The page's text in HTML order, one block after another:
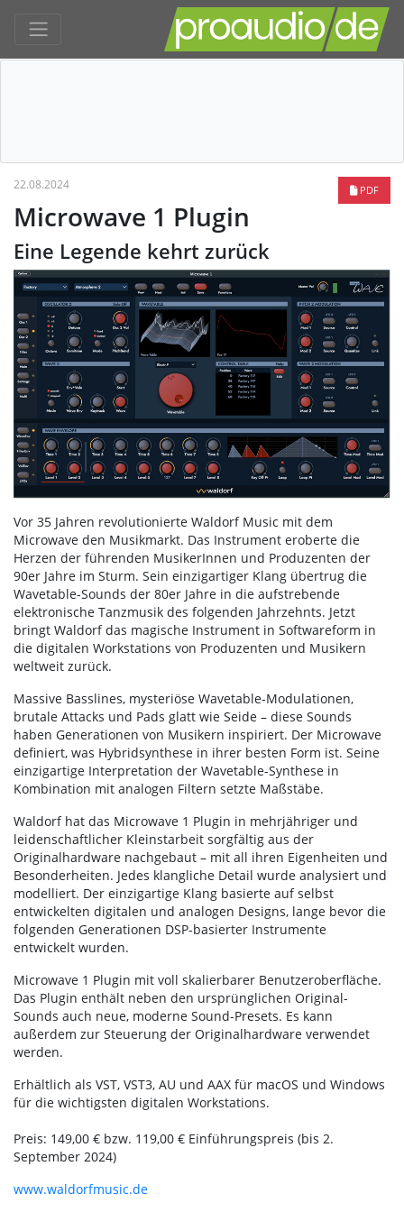
PDF
22.08.2024
Microwave 1 Plugin
Eine Legende kehrt zurück
Vor 35 Jahren revolutionierte Waldorf Music mit dem
Microwave den Musikmarkt. Das Instrument eroberte die
Herzen der führenden MusikerInnen und Produzenten der
90er Jahre im Sturm. Sein einzigartiger Klang übertrug die
Wavetable-Sounds der 80er Jahre in die aufstrebende
elektronische Tanzmusik des folgenden Jahrzehnts. Jetzt
bringt Waldorf das magische Instrument in Softwareform in
die digitalen Workstations von Produzenten und Musikern
weltweit zurück.
‍Massive Basslines, mysteriöse Wavetable-Modulationen,
brutale Attacks und Pads glatt wie Seide – diese Sounds
haben Generationen von Musikern inspiriert. Der Microwave
definiert, was Hybridsynthese in ihrer besten Form ist. Seine
einzigartige Interpretation der Wavetable-Synthese in
Kombination mit analogen Filtern setzte Maßstäbe.
Waldorf hat das Microwave 1 Plugin in mehrjähriger und
leidenschaftlicher Kleinstarbeit sorgfältig aus der
Originalhardware nachgebaut – mit all ihren Eigenheiten und
Besonderheiten. Jedes klangliche Detail wurde analysiert und
modelliert.‍ Der einzigartige Klang basierte auf selbst
entwickelten digitalen und analogen Designs, lange bevor die
folgenden Generationen DSP-basierter Instrumente
entwickelt wurden.
‍Microwave 1 Plugin mit voll skalierbarer Benutzeroberfläche.
Das Plugin enthält neben den ursprünglichen Original-
Sounds auch neue, moderne Sound-Presets. Es kann
außerdem zur Steuerung der Originalhardware verwendet
werden.
Erhältlich als VST, VST3, AU und AAX für macOS und Windows
für die wichtigsten digitalen Workstations.
Preis: 149,00 € bzw. 119,00 € Einführungspreis (bis 2.
September 2024)
www.waldorfmusic.de